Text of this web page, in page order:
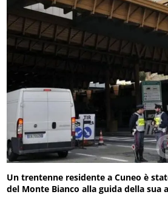
Un trentenne residente a Cuneo è
del Monte Bianco alla guida della sua